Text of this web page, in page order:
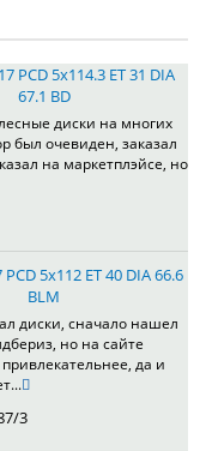
PCD 5x114.3 ET 31 DIA
67.1 BD
диски на многих
был очевиден, заказал
на маркетплэйсе, но
5x112 ET 40 DIA 66.6
BLM
диски, сначало нашел
но на сайте
да и
3